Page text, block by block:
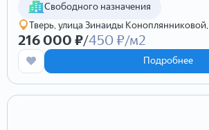
Cвободного назначения
Тверь, улица Зинаиды Коноплянниковой,
Подробнее
216 000 ₽/450 ₽/м2